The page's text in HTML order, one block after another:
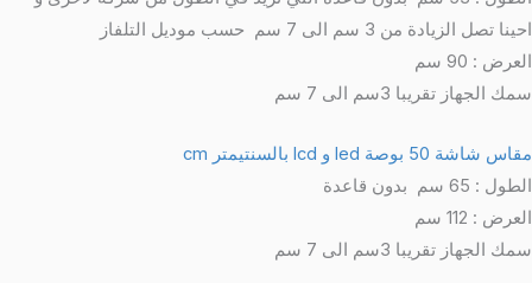
احينا تصل الزيادة من 3 سم الى 7 سم حسب موديل التلفاز
العرض : 90 سم
سمك الجهاز تقريبا 3سم الى 7 سم
مقاس شاشة 50 بوصة led و lcd
بالسنتيمتر cm
الطول : 65 سم بدون قاعدة
العرض : 112 سم
سمك الجهاز تقريبا 3سم الى 7 سم